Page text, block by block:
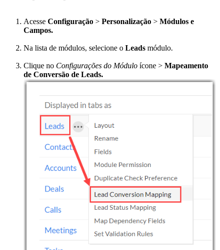
Acesse Configuração > Personalização > Módulos e
Campos.
Na lista de módulos, selecione o Leads módulo.
Clique no Configurações do Módulo ícone > Mapeamento
de Conversão de Leads.